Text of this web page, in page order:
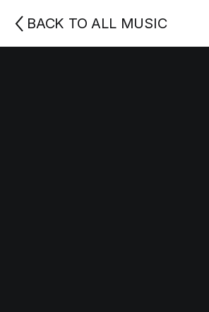
BACK TO ALL MUSIC